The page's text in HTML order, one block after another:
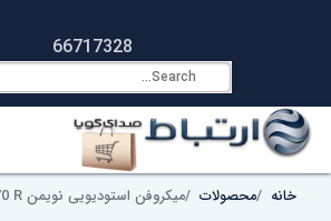
66717328
خانه محصولات میکروفن استودیویی نویمن Neumann TLM 170 R